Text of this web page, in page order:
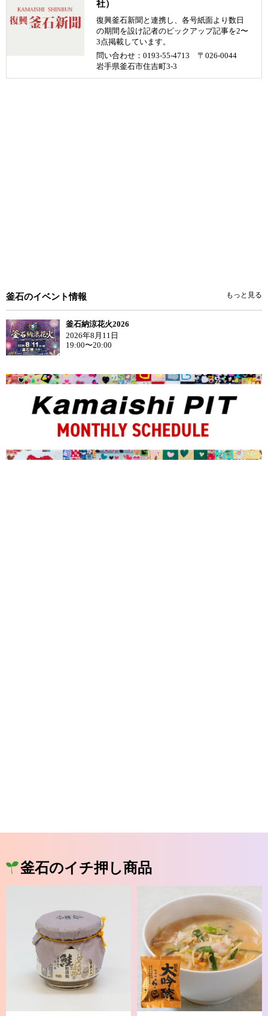
社）
復興釜石新聞と連携し、各号紙面より数日
の期間を設け記者のピックアップ記事を2〜
3点掲載しています。
問い合わせ：0193-55-4713 〒026-0044
岩手県釜石市住吉町3-3
釜石のイベント情報 もっと見る
釜石納涼花火2026
2026年8月11日
19:00〜20:00
釜石のイチ押し商品